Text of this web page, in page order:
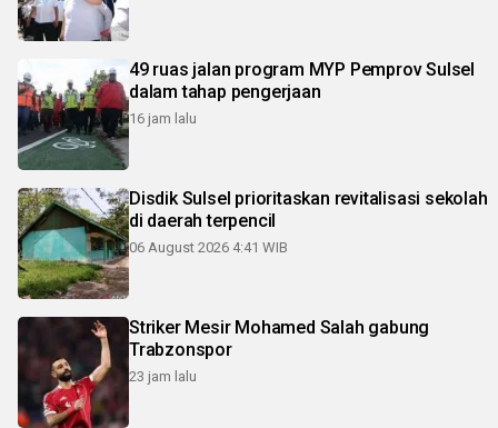
49 ruas jalan program MYP Pemprov Sulsel
dalam tahap pengerjaan
16 jam lalu
Disdik Sulsel prioritaskan revitalisasi sekolah
di daerah terpencil
06 August 2026 4:41 WIB
Striker Mesir Mohamed Salah gabung
Trabzonspor
23 jam lalu